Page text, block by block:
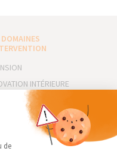
INTÉRIEURE
EXTÉRIEURS
des Architectes
de